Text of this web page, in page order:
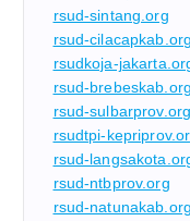
rsud-sintang.org
rsud-cilacapkab.org
rsudkoja-
rsud-brebeskab.org
rsud-sulbarprov.org
rsudtpi-
rsud-
rsud-ntbprov.org
rsud-natunakab.org